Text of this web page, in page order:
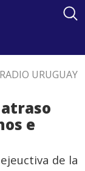
RADIO URUGUAY
e
de la